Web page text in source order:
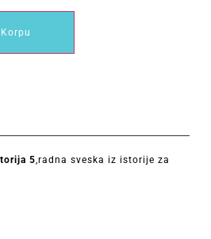
5,radna sveska iz istorije za